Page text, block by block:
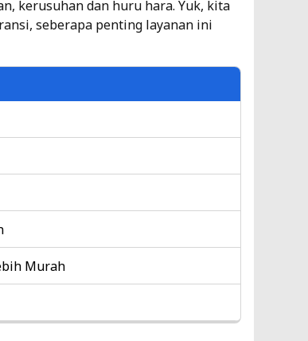
kerusuhan dan huru hara. Yuk, kita
seberapa penting layanan ini
Murah